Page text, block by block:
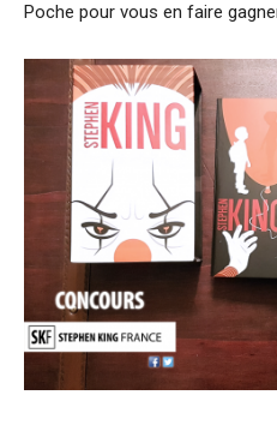
Poche pour vous en faire